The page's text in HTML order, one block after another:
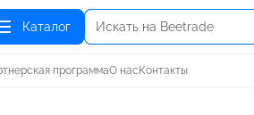
Каталог
программаО насКонтакты